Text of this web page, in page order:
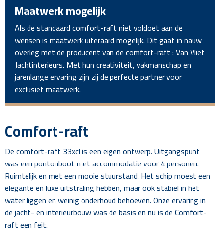
Maatwerk mogelijk
Als de standaard comfort-raft niet voldoet aan de
wensen is maatwerk uiteraard mogelijk. Dit gaat in nauw
overleg met de producent van de comfort-raft : Van Vliet
Jachtinterieurs. Met hun creativiteit, vakmanschap en
jarenlange ervaring zijn zij de perfecte partner voor
exclusief maatwerk.
Comfort-raft
De comfort-raft 33xcl is een eigen ontwerp. Uitgangspunt
was een pontonboot met accommodatie voor 4 personen.
Ruimtelijk en met een mooie stuurstand. Het schip moest een
elegante en luxe uitstraling hebben, maar ook stabiel in het
water liggen en weinig onderhoud behoeven. Onze ervaring in
de jacht- en interieurbouw was de basis en nu is de Comfort-
raft een feit.